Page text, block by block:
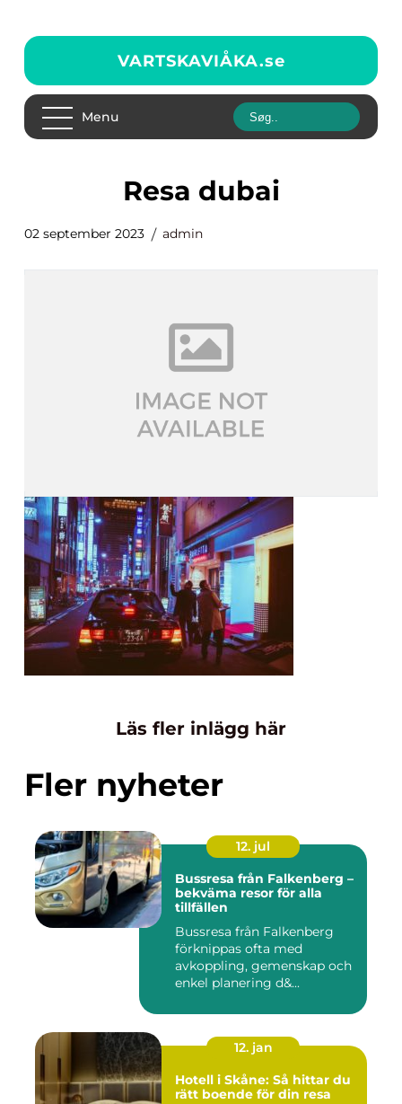
VARTSKAVIÅKA.se
Menu
resa dubai
02 september 2023 admin
Läs fler inlägg här
Fler nyheter
12. jul
Bussresa från Falkenberg –
bekväma resor för alla
tillfällen
Bussresa från Falkenberg
förknippas ofta med
avkoppling, gemenskap och
enkel planering d&...
12. jan
Hotell i Skåne: Så hittar du
rätt boende för din resa